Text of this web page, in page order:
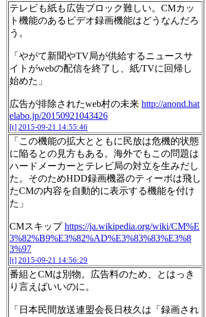
テレビも紙も広告ブロック難しい。CMカッ
ト機能のあるビデオ録画機能はどうなんだろ
う。
「やがて新聞やTV局が供給するニュースサ
イトがwebの配信を終了し、紙/TVに回帰し
始めた」
広告が排除されたweb村の未来 http://anond.hat
elabo.jp/20150921043426
[t] 2015-09-21 14:55:46
「この機能の拡大とともに民放は危機的状態
に陥るとの見方もある。海外でもこの問題は
ハードメーカーとテレビ局の対立を生みだし
た。そのためHDD録画機器のティーボは飛し
たCMの内容を自動的に表示する機能を付け
た」
CMスキップhttps://ja.wikipedia.org/wiki/CM%E
3%82%B9%E3%82%AD%E3%83%83%E3%8
3%97
[t] 2015-09-21 14:56:29
番組とCMは別物。広告料のため、とはっき
り言えばいいのに。
「日本民間放送連盟会長日枝久は「録画され